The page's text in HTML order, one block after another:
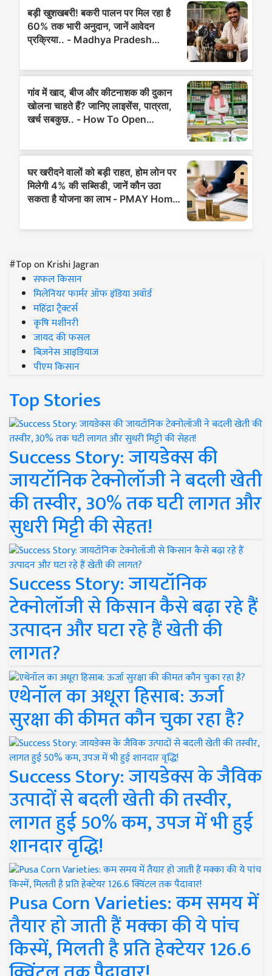
#Top on Krishi Jagran
सफल किसान
मिलेनियर फार्मर ऑफ इंडिया अवॉर्ड
महिंद्रा ट्रैक्टर्स
कृषि मशीनरी
जायद की फसल
बिज़नेस आइडियाज
पीएम किसान
Top Stories
Success Story: जायडेक्स की
जायटॉनिक टेक्नोलॉजी ने बदली खेती
की तस्वीर, 30% तक घटी लागत और
सुधरी मिट्टी की सेहत!
Success Story: जायटॉनिक
टेक्नोलॉजी से किसान कैसे बढ़ा रहे हैं
उत्पादन और घटा रहे हैं खेती की
लागत?
एथेनॉल का अधूरा हिसाब: ऊर्जा
सुरक्षा की कीमत कौन चुका रहा है?
Success Story: जायडेक्स के जैविक
उत्पादों से बदली खेती की तस्वीर,
लागत हुई 50% कम, उपज में भी हुई
शानदार वृद्धि!
Pusa Corn Varieties: कम समय में
तैयार हो जाती हैं मक्का की ये पांच
किस्में, मिलती है प्रति हेक्टेयर 126.6